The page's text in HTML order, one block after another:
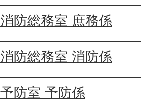
防総務室 庶務係
防総務室 消防係
防室 予防係